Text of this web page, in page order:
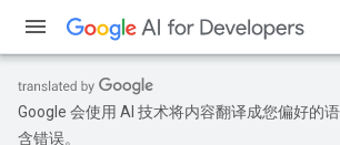
Google 会使用 AI 技术将内容翻译成您偏好的
含错误。